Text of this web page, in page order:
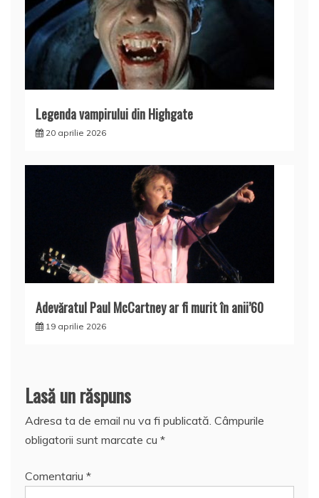
Legenda vampirului din Highgate
20 aprilie 2026
Adevăratul Paul McCartney ar fi murit în anii’60
19 aprilie 2026
Lasă un răspuns
Adresa ta de email nu va fi publicată. Câmpurile
obligatorii sunt marcate cu *
Comentariu *